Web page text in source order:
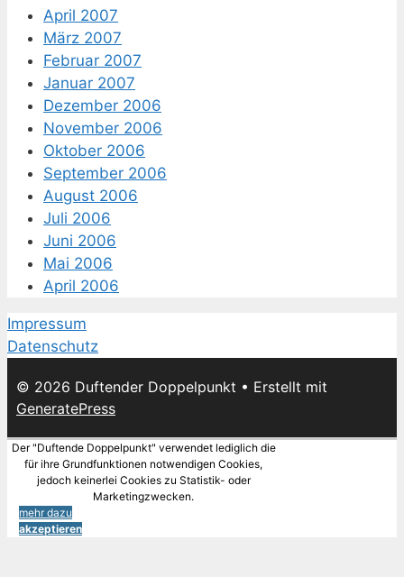
April 2007
März 2007
Februar 2007
Januar 2007
Dezember 2006
November 2006
Oktober 2006
September 2006
August 2006
Juli 2006
Juni 2006
Mai 2006
April 2006
Impressum
Datenschutz
© 2026 Duftender Doppelpunkt • Erstellt mit
GeneratePress
Der "Duftende Doppelpunkt" verwendet lediglich die
für ihre Grundfunktionen notwendigen Cookies,
jedoch keinerlei Cookies zu Statistik- oder
Marketingzwecken.
mehr dazu
akzeptieren